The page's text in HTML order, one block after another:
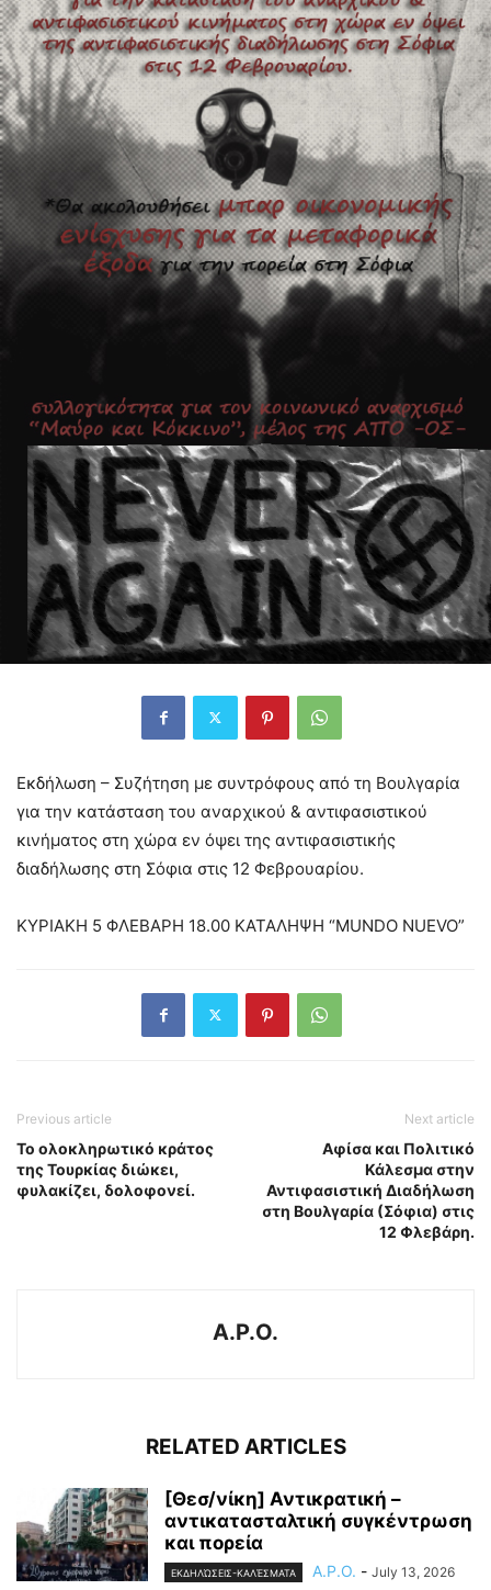
Εκδήλωση – Συζήτηση με συντρόφους από τη Βουλγαρία
για την κατάσταση του αναρχικού & αντιφασιστικού
κινήματος στη χώρα εν όψει της αντιφασιστικής
διαδήλωσης στη Σόφια στις 12 Φεβρουαρίου.
ΚΥΡΙΑΚΗ 5 ΦΛΕΒΑΡΗ 18.00 ΚΑΤΑΛΗΨΗ “MUNDO NUEVO”
Previous article
Το ολοκληρωτικό κράτος
της Τουρκίας διώκει,
φυλακίζει, δολοφονεί.
Next article
Aφίσα και Πολιτικό
Κάλεσμα στην
Αντιφασιστική Διαδήλωση
στη Βουλγαρία (Σόφια) στις
12 Φλεβάρη.
A.P.O.
RELATED ARTICLES
[Θεσ/νίκη] Αντικρατική –
αντικατασταλτική συγκέντρωση
και πορεία
ΕΚΔΗΛΏΣΕΙΣ-ΚΑΛΈΣΜΑΤΑ A.P.O. - July 13, 2026